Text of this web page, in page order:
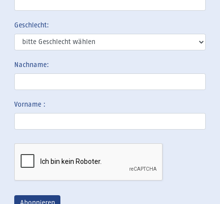
Geschlecht:
Nachname:
Vorname :